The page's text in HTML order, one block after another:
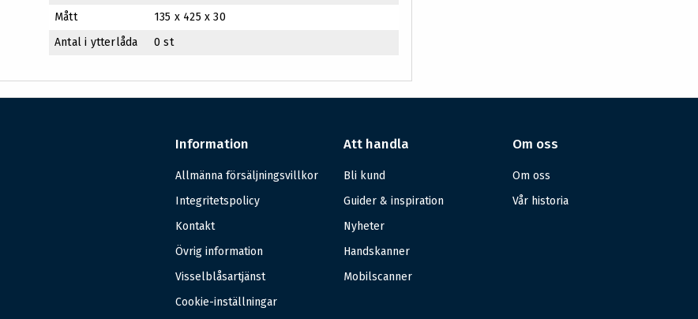
Mått
135 x 425 x 30
Antal i ytterlåda
0 st
Information
Allmänna försäljningsvillkor
Integritetspolicy
Kontakt
Övrig information
Visselblåsartjänst
Cookie-inställningar
Att handla
Bli kund
Guider & inspiration
Nyheter
Handskanner
Mobilscanner
Om oss
Om oss
Vår historia